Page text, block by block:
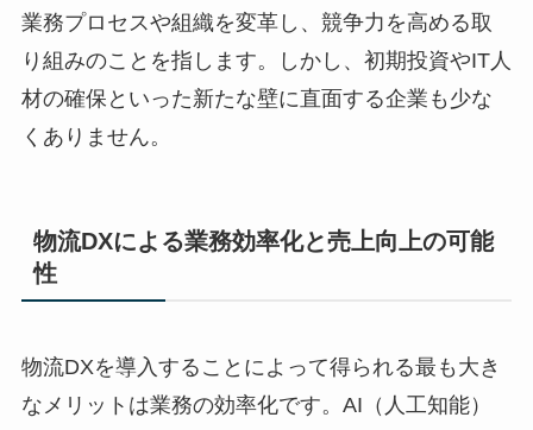
業務プロセスや組織を変革し、競争力を高める取
り組みのことを指します。しかし、初期投資やIT人
材の確保といった新たな壁に直面する企業も少な
くありません。
物流DXによる業務効率化と売上向上の可能
性
物流DXを導入することによって得られる最も大き
なメリットは業務の効率化です。AI（人工知能）